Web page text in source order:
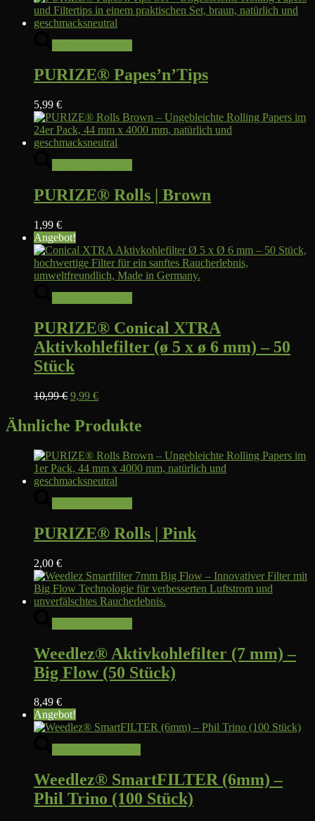
PURIZE® Papes’n’Tips
5,99 €
PURIZE® Rolls | Brown
1,99 €
Angebot!
PURIZE® Conical XTRA
Aktivkohlefilter (ø 5 x ø 6 mm) – 50
Stück
10,99€ Ursprünglicher
war:
10,99 €
9,99 €Aktueller
ist:
9,99 €.
Ähnliche Produkte
PURIZE® Rolls | Pink
2,00 €
Weedlez® Aktivkohlefilter (7 mm) –
Big Flow (50 Stück)
8,49 €
Angebot!
mehrere
Varianten
auf.
Weedlez® SmartFILTER (6mm) –
Phil Trino (100 Stück)